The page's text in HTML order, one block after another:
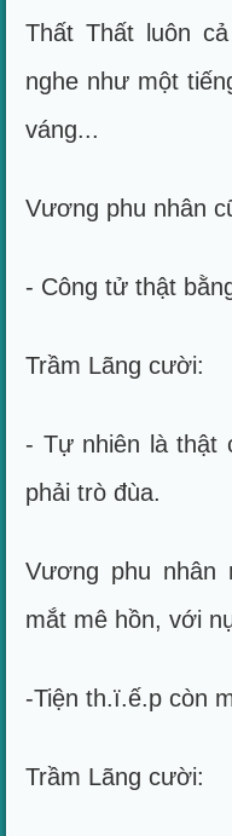
Thất Thất luôn
nghe như một
váng...
Vương phu nhân
- Công tử thật
Trầm Lãng cười:
- Tự nhiên là thật
phải trò đùa.
Vương phu nhân
mắt mê hồn, với
-Tiện th.ï.ế.p còn
Trầm Lãng cười: